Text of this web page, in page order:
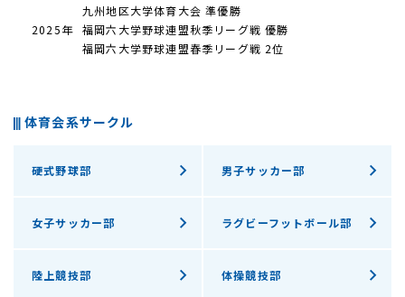
九州地区大学体育大会 準優勝
2025年 福岡六大学野球連盟秋季リーグ戦 優勝
福岡六大学野球連盟春季リーグ戦 2位
体育会系サークル
硬式野球部 男子サッカー部
女子サッカー部 ラグビーフットボール部
陸上競技部 体操競技部